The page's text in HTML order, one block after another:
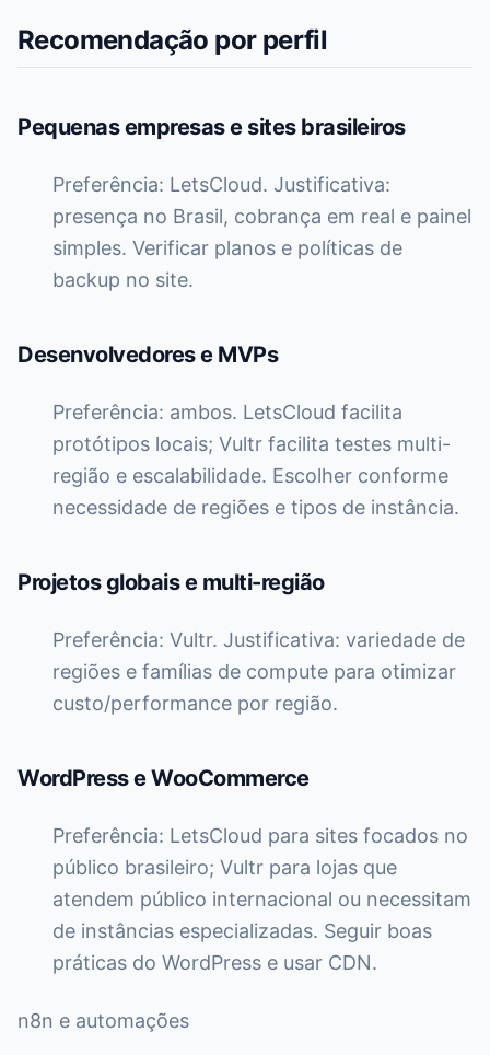
Recomendação por perfil
Pequenas empresas e sites brasileiros
Preferência: LetsCloud. Justificativa:
presença no Brasil, cobrança em real e painel
simples. Verificar planos e políticas de
backup no site.
Desenvolvedores e MVPs
Preferência: ambos. LetsCloud facilita
protótipos locais; Vultr facilita testes multi-
região e escalabilidade. Escolher conforme
necessidade de regiões e tipos de instância.
Projetos globais e multi-região
Preferência: Vultr. Justificativa: variedade de
regiões e famílias de compute para otimizar
custo/performance por região.
WordPress e WooCommerce
Preferência: LetsCloud para sites focados no
público brasileiro; Vultr para lojas que
atendem público internacional ou necessitam
de instâncias especializadas. Seguir boas
práticas do WordPress e usar CDN.
n8n e automações